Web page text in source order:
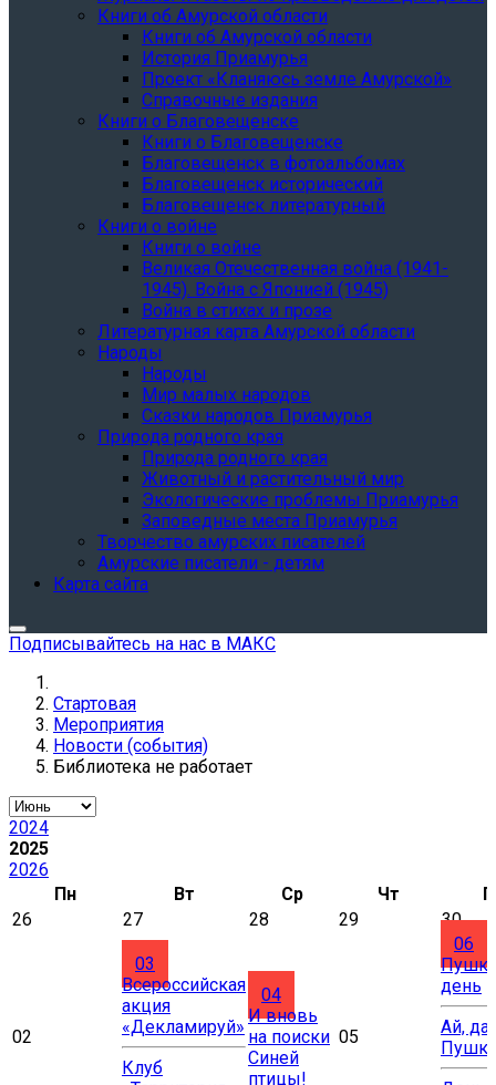
Книги об Амурской области
Книги об Амурской области
История Приамурья
Проект «Кланяюсь земле Амурской»
Справочные издания
Книги о Благовещенске
Книги о Благовещенске
Благовещенск в фотоальбомах
Благовещенск исторический
Благовещенск литературный
Книги о войне
Книги о войне
Великая Отечественная война (1941-
1945). Война с Японией (1945)
Война в стихах и прозе
Литературная карта Амурской области
Народы
Народы
Мир малых народов
Сказки народов Приамурья
Природа родного края
Природа родного края
Животный и растительный мир
Экологические проблемы Приамурья
Заповедные места Приамурья
Творчество амурских писателей
Амурские писатели - детям
Карта сайта
Подписывайтесь на нас в МАКС
Стартовая
Мероприятия
Новости (события)
Библиотека не работает
2024
2025
2026
Пн
Вт Ср Чт
26
27 28 29 30
02
03
Всероссийская
акция
«Декламируй»
Клуб
04
И вновь
на поиски
Синей
птицы!
05
06
день
Ай, да